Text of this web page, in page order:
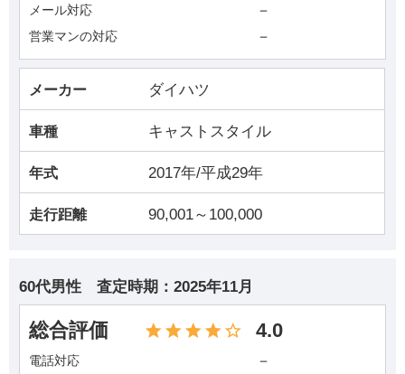
メール対応 －
営業マンの対応 －
メーカー ダイハツ
車種 キャストスタイル
年式 2017年/平成29年
走行距離 90,001～100,000
60代男性 査定時期： 2025年11月
総合評価 4.0
電話対応 －